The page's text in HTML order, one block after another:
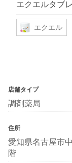
エクエルタブ
エクエル
店舗タイプ
調剤薬局
住所
愛知県名古屋市
階